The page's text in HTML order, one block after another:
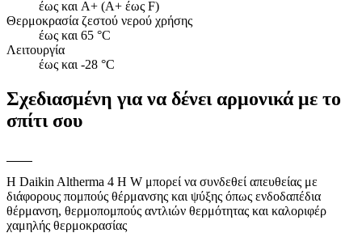
έως και A+ (A+ έως F)
Θερμοκρασία ζεστού νερού χρήσης
έως και 65 °C
Λειτουργία
έως και -28 °C
Σχεδιασμένη για να δένει αρμονικά με το
σπίτι σου
Η Daikin Altherma 4 H W μπορεί να συνδεθεί απευθείας με
διάφορους πομπούς θέρμανσης και ψύξης όπως ενδοδαπέδια
θέρμανση, θερμοπομπούς αντλιών θερμότητας και καλοριφέρ
χαμηλής θερμοκρασίας